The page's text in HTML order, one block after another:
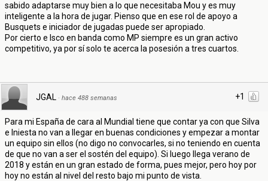
sabido adaptarse muy bien a lo que necesitaba Mou y es muy
inteligente a la hora de jugar. Pienso que en ese rol de apoyo a
Busquets e iniciador de jugadas puede ser apropiado.
Por cierto e Isco en banda como MP siempre es un gran activo
competitivo, ya por sí solo te acerca la posesión a tres cuartos.
+1
JGAL · hace 488 semanas
Para mi España de cara al Mundial tiene que contar ya con que Silva
e Iniesta no van a llegar en buenas condiciones y empezar a montar
un equipo sin ellos (no digo no convocarles, si no teniendo en cuenta
de que no van a ser el sostén del equipo). Si luego llega verano de
2018 y están en un gran estado de forma, pues mejor, pero hoy por
hoy no están al nivel del resto bajo mi punto de vista.